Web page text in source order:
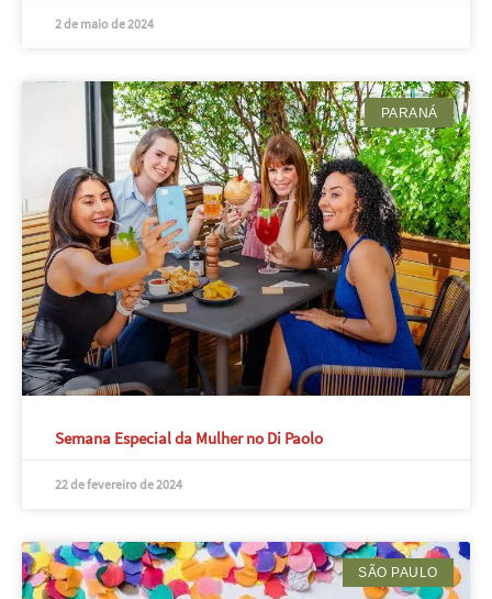
2 de maio de 2024
PARANÁ
Semana Especial da Mulher no Di Paolo
22 de fevereiro de 2024
SÃO PAULO